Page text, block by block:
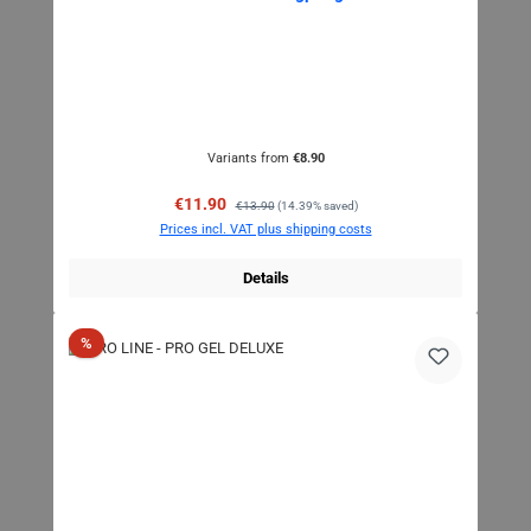
Variants from €8.90
Sale price:
€11.90 Regular price:
€13.90 (14.39% saved)
Prices incl. VAT plus shipping costs
Details
%Discount